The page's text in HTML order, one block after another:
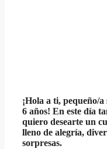
¡Hola a ti, pequeño/
6 años! En este día
quiero desearte un
lleno de alegría,
sorpresas.